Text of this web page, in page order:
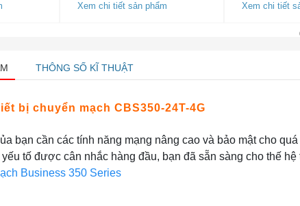
Xem chi tiết sản phẩm
Xem chi tiết
THÔNG SỐ KĨ THUẬT
bị chuyển mạch CBS350-24T-4G
bạn cần các tính năng mạng nâng cao và bảo mật cho
tố được cân nhắc hàng đầu, bạn đã sẵn sàng cho thế
Business 350 Series